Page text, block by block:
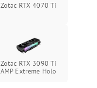
Zotac RTX 4070 Ti
Zotac RTX 3090 Ti
AMP Extreme Holo